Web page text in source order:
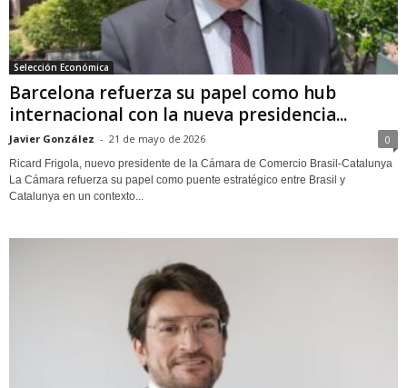
Selección Económica
Barcelona refuerza su papel como hub
internacional con la nueva presidencia...
Javier González - 21 de mayo de 2026 0
Ricard Frigola, nuevo presidente de la Cámara de Comercio Brasil-Catalunya
La Cámara refuerza su papel como puente estratégico entre Brasil y
Catalunya en un contexto...